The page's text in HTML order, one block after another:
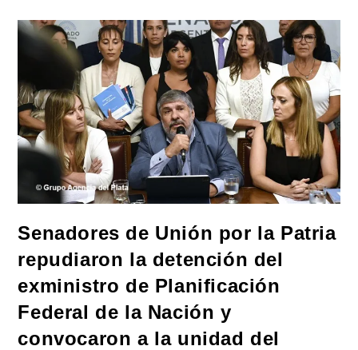
El
Congreso
Nacional:
«Es
Un
Hecho
De
Extrema
Gravedad»
Senadores de Unión por la Patria
repudiaron la detención del
exministro de Planificación
Federal de la Nación y
convocaron a la unidad del